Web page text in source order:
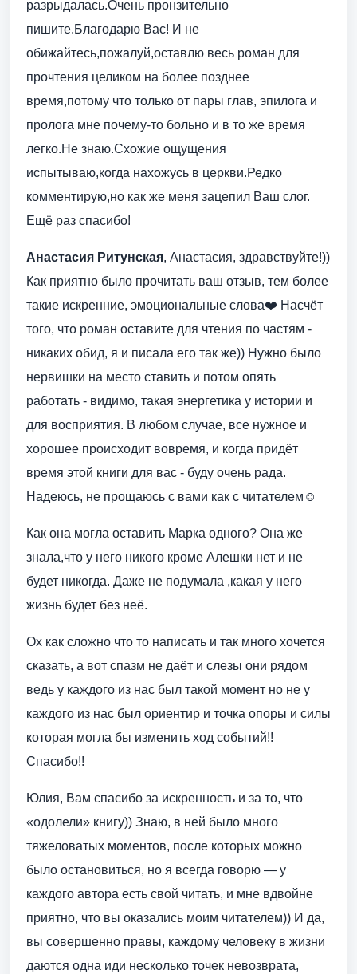
разрыдалась.Очень пронзительно
пишите.Благодарю Вас! И не
обижайтесь,пожалуй,оставлю весь роман для
прочтения целиком на более позднее
время,потому что только от пары глав, эпилога и
пролога мне почему-то больно и в то же время
легко.Не знаю.Схожие ощущения
испытываю,когда нахожусь в церкви.Редко
комментирую,но как же меня зацепил Ваш слог.
Ещё раз спасибо!
Анастасия Ритунская, Анастасия, здравствуйте!))
Как приятно было прочитать ваш отзыв, тем более
такие искренние, эмоциональные слова❤️ Насчёт
того, что роман оставите для чтения по частям -
никаких обид, я и писала его так же)) Нужно было
нервишки на место ставить и потом опять
работать - видимо, такая энергетика у истории и
для восприятия. В любом случае, все нужное и
хорошее происходит вовремя, и когда придёт
время этой книги для вас - буду очень рада.
Надеюсь, не прощаюсь с вами как с читателем☺️
Как она могла оставить Марка одного? Она же
знала,что у него никого кроме Алешки нет и не
будет никогда. Даже не подумала ,какая у него
жизнь будет без неё.
Ох как сложно что то написать и так много хочется
сказать, а вот спазм не даёт и слезы они рядом
ведь у каждого из нас был такой момент но не у
каждого из нас был ориентир и точка опоры и силы
которая могла бы изменить ход событий!!
Спасибо!!
Юлия, Вам спасибо за искренность и за то, что
«одолели» книгу)) Знаю, в ней было много
тяжеловатых моментов, после которых можно
было остановиться, но я всегда говорю — у
каждого автора есть свой читать, и мне вдвойне
приятно, что вы оказались моим читателем)) И да,
вы совершенно правы, каждому человеку в жизни
даются одна иди несколько точек невозврата,